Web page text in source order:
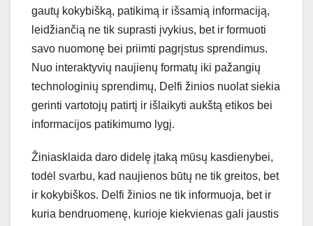
gautų kokybišką, patikimą ir išsamią informaciją,
leidžiančią ne tik suprasti įvykius, bet ir formuoti
savo nuomonę bei priimti pagrįstus sprendimus.
Nuo interaktyvių naujienų formatų iki pažangių
technologinių sprendimų, Delfi žinios nuolat siekia
gerinti vartotojų patirtį ir išlaikyti aukštą etikos bei
informacijos patikimumo lygį.
Žiniasklaida daro didelę įtaką mūsų kasdienybei,
todėl svarbu, kad naujienos būtų ne tik greitos, bet
ir kokybiškos. Delfi žinios ne tik informuoja, bet ir
kuria bendruomenę, kurioje kiekvienas gali jaustis